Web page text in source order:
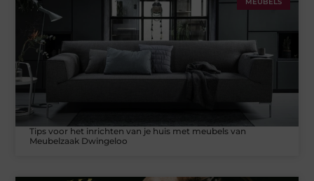
Tips voor het inrichten van je huis met meubels van
Meubelzaak Dwingeloo